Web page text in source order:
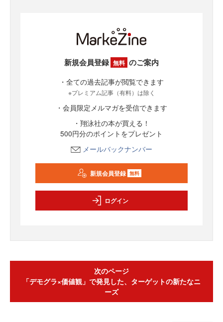
新規会員登録 無料 のご案内
・全ての過去記事が閲覧できます
※プレミアム記事（有料）は除く
・会員限定メルマガを受信できます
・翔泳社の本が買える！
500円分のポイントをプレゼント
メールバックナンバー
新規会員登録 無料
ログイン
次のページ
「デモグラ×価値観」で発見した、ターゲットの新たなニ
ーズ